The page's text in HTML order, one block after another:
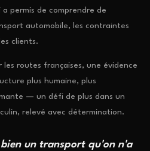
permis de comprendre de
automobile, les contraintes
clients.
routes françaises, une évidence
plus humaine, plus
— un défi de plus dans un
relevé avec détermination.
un transport qu'on n'a